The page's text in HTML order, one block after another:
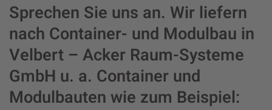
Sprechen Sie uns an. Wir liefern
nach Container- und Modulbau in
Velbert – Acker Raum-Systeme
GmbH u. a. Container und
Modulbauten wie zum Beispiel: